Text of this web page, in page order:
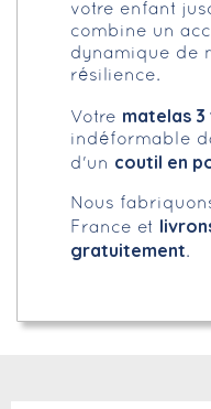
votre enfant
combine un
dynamique de
résilience.
Votre matelas
indéformable
d'un coutil en
Nous
France et
gratuitement.